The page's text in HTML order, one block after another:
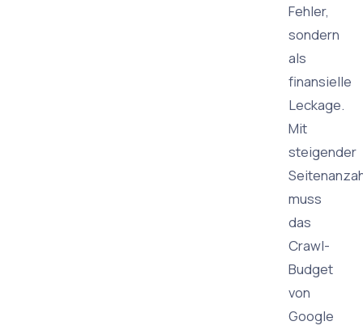
Fehler,
sondern
als
finansielle
Leckage.
Mit
steigender
muss
das
Crawl-
Budget
von
Google